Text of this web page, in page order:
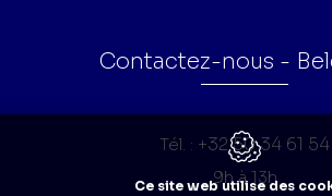
Contactez-nous -
Tél. : +32 50 34 61 54
9h à 13h
Ce site web utilise des